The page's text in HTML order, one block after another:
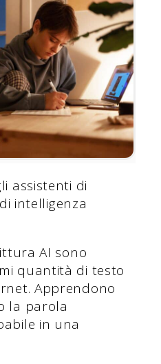
assistenti di
intelligenza
AI sono
quantità di testo
Apprendono
la parola
in una